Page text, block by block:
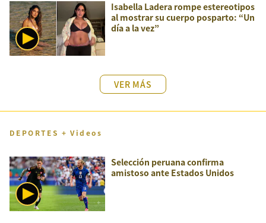
Isabella Ladera rompe estereotipos
al mostrar su cuerpo posparto: “Un
día a la vez”
VER MÁS
DEPORTES + Videos
Selección peruana confirma
amistoso ante Estados Unidos